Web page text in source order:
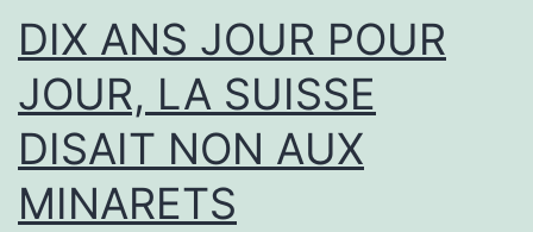
DIX ANS JOUR POUR
JOUR, LA SUISSE
DISAIT NON AUX
MINARETS